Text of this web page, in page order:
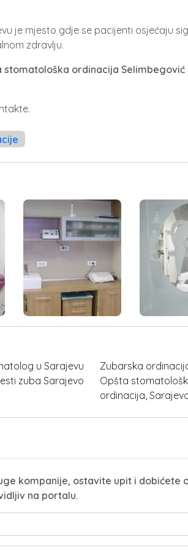
je mjesto gdje se pacijenti osjećaju
zdravlju.
stomatološka ordinacija Selimbegović
u Sarajevu
Zubarska
zuba Sarajevo
Opšta
ordinacija,
kompanije, ostavite upit i dobićete
na portalu.